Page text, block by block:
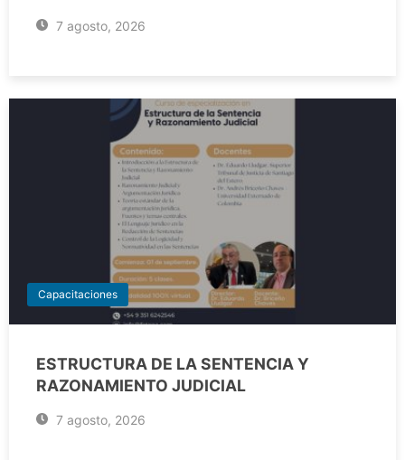
7 agosto, 2026
Capacitaciones
ESTRUCTURA DE LA SENTENCIA Y
RAZONAMIENTO JUDICIAL
7 agosto, 2026